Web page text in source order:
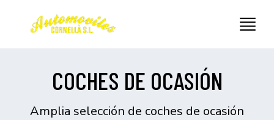
COCHES DE OCASIÓN
Amplia selección de coches de ocasión